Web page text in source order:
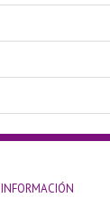
INFORMACIÓN